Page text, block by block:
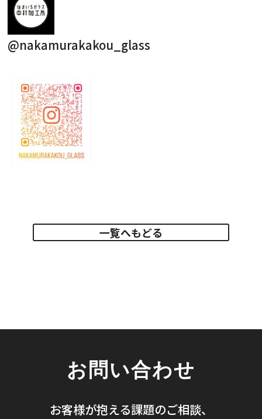
@nakamurakakou_glass
一覧へもどる
お問い合わせ
お客様が抱える課題のご相談、